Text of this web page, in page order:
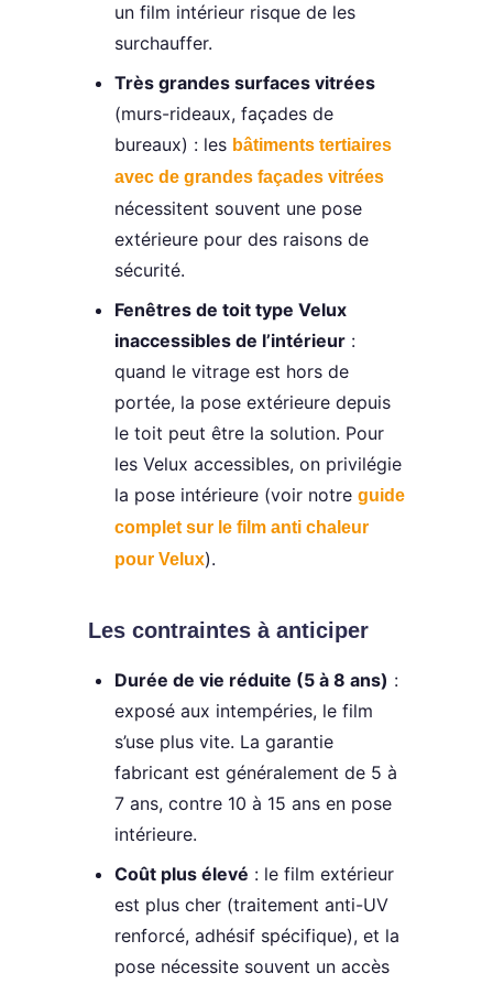
un film intérieur risque de les
surchauffer.
Très grandes surfaces vitrées
(murs-rideaux, façades de
bureaux) : les bâtiments tertiaires
avec de grandes façades vitrées
nécessitent souvent une pose
extérieure pour des raisons de
sécurité.
Fenêtres de toit type Velux
inaccessibles de l’intérieur :
quand le vitrage est hors de
portée, la pose extérieure depuis
le toit peut être la solution. Pour
les Velux accessibles, on privilégie
la pose intérieure (voir notre guide
complet sur le film anti chaleur
pour Velux).
Les contraintes à anticiper
Durée de vie réduite (5 à 8 ans) :
exposé aux intempéries, le film
s’use plus vite. La garantie
fabricant est généralement de 5 à
7 ans, contre 10 à 15 ans en pose
intérieure.
Coût plus élevé : le film extérieur
est plus cher (traitement anti-UV
renforcé, adhésif spécifique), et la
pose nécessite souvent un accès